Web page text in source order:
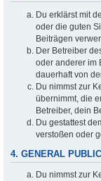
Du erklärst mit
oder die guten
Beiträgen
Der Betreiber
oder anderer im
dauerhaft von
Du nimmst zur
übernimmt, die
Betreiber, dein
Du gestattest
verstoßen oder
4. GENERAL
Du nimmst zur